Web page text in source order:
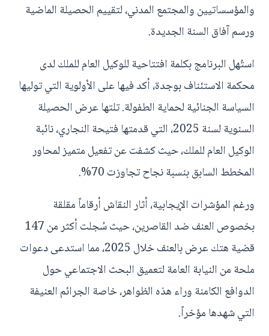
والمؤسساتيين والمجتمع المدني، لتقييم الحصيلة الماضية
ورسم آفاق السنة الجديدة.
استُهل البرنامج بكلمة افتتاحية للوكيل العام للملك لدى
محكمة الاستئناف بوجدة، أكد فيها على الأولوية التي توليها
السياسة الجنائية لحماية الطفولة. تلتها عرض الحصيلة
السنوية لسنة 2025، التي قدمتها فتيحة النجاري، نائبة
الوكيل العام للملك، حيث كشفت عن تفعيل متميز لمحاور
المخطط السابق بنسبة نجاح تجاوزت 70%.
ورغم المؤشرات الإيجابية، أثار النقاش أرقاماً مقلقة
بخصوص العنف ضد القاصرين، حيث سُجلت أكثر من 147
قضية هتك عرض بالعنف خلال 2025، مما استدعى دعوات
ملحة من النيابة العامة لتعميق البحث الاجتماعي حول
الدوافع الكامنة وراء هذه الظواهر، خاصة الجرائم العنيفة
التي شهدها مؤخراً.